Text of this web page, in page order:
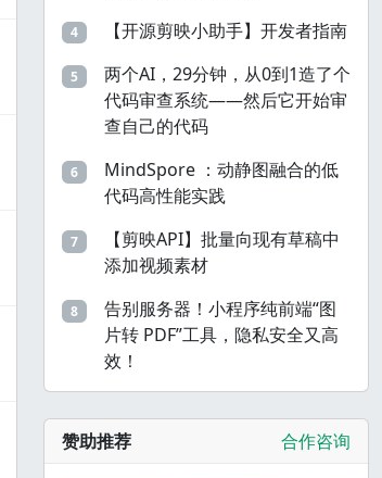
4 【开源剪映小助手】开发者指南
5
两个AI，29分钟，从0到1造了个
代码审查系统——然后它开始审
查自己的代码
6
MindSpore ：动静图融合的低
代码高性能实践
7
【剪映API】批量向现有草稿中
添加视频素材
8
告别服务器！小程序纯前端“图
片转 PDF”工具，隐私安全又高
效！
赞助推荐 合作咨询